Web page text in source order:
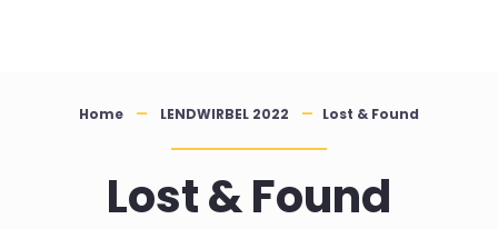
Home LENDWIRBEL 2022 Lost & Found
Lost & Found